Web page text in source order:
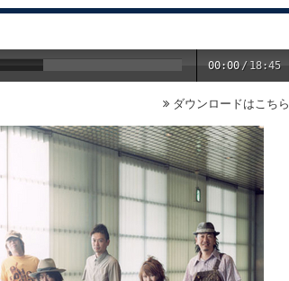
00:00 / 18:45
ダウンロードはこちら